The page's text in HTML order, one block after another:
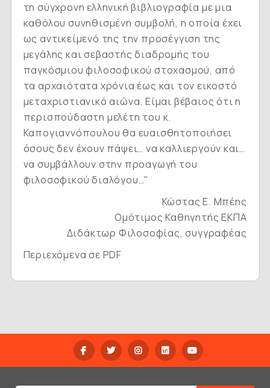
τη σύγχρονη ελληνική βιβλιογραφία με μια
καθόλου συνηθισμένη συμβολή, η οποία έχει
ως αντικείμενό της την προσέγγιση της
μεγάλης και σεβαστής διαδρομής του
παγκόσμιου φιλοσοφικού στοχασμού, από
τα αρχαιότατα χρόνια έως και τον εικοστό
μεταχριστιανικό αιώνα. Είμαι βέβαιος ότι η
περισπούδαστη μελέτη του κ.
Καπογιαννόπουλου θα ευαισθητοποιήσει
όσους δεν έχουν πάψει… να καλλιεργούν και…
να συμβάλλουν στην προαγωγή του
φιλοσοφικού διαλόγου…"
Κώστας Ε. Μπέης
Ομότιμος Καθηγητής ΕΚΠΑ
Διδάκτωρ Φιλοσοφίας, συγγραφέας
Περιεχόμενα σε PDF